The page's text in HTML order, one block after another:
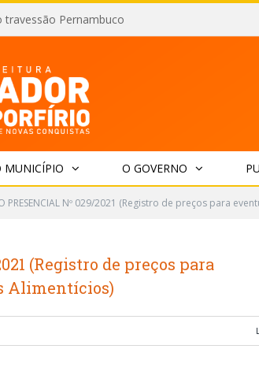
travessão Pernambuco
MUNICÍPIO O GOVERNO
PRESENCIAL Nº 029/2021 (Registro de preços para
(Registro de preços para
Alimentícios)